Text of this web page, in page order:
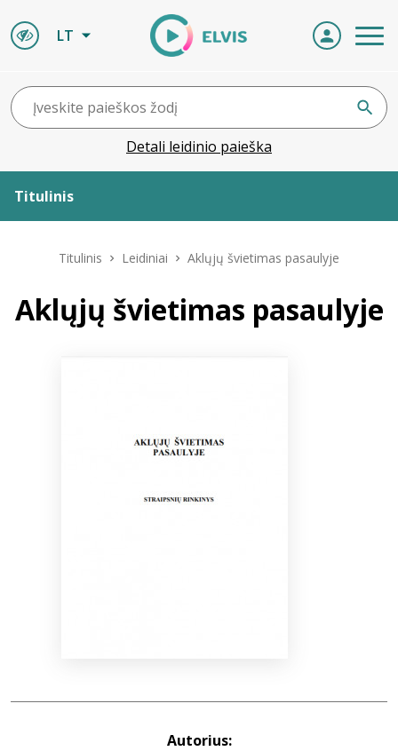
LT
Detali leidinio paieška
Titulinis
Leidiniai
Titulinis Leidiniai Aklųjų švietimas pasaulyje
Aklųjų švietimas pasaulyje
Autorius: